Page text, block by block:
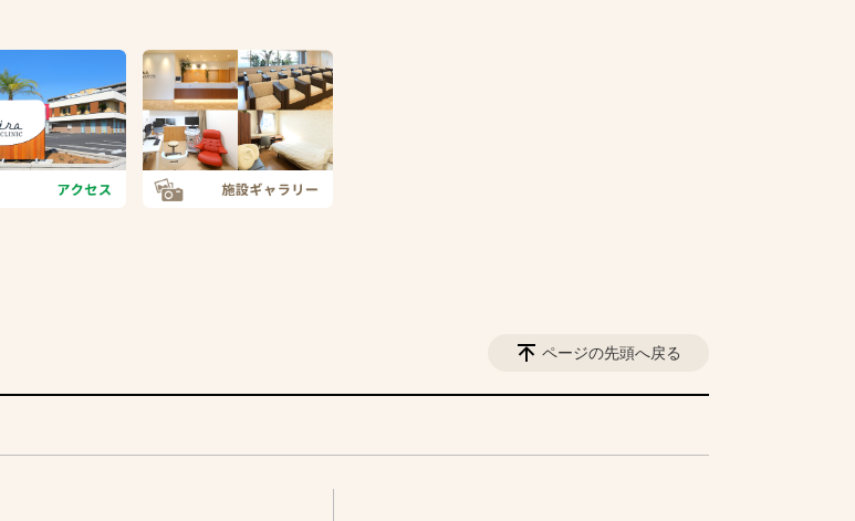
ページの先頭へ戻る